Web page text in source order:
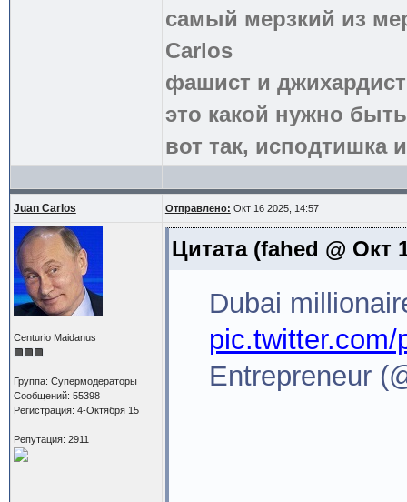
самый мерзкий из
Carlos
фашист и
это какой нужно
вот так, исподтишка
Juan Carlos Отправлено: Окт 16 2025, 14:57
Centurio Maidanus
Группа: Супермодераторы
Сообщений: 55398
Регистрация: 4-Октября 15
Репутация: 2911
Цитата(fahed @ Окт
Dubai
Entrepreneur